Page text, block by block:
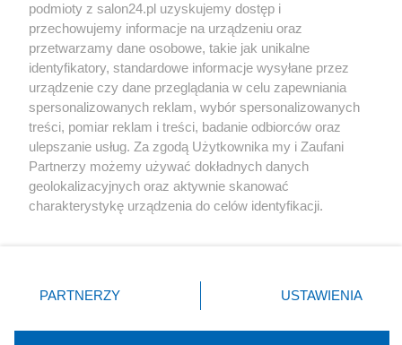
Społeczeństwo
Kultura
X Facebook Instagram Youtube
podmioty z salon24.pl uzyskujemy dostęp i
przechowujemy informacje na urządzeniu oraz
przetwarzamy dane osobowe, takie jak unikalne
identyfikatory, standardowe informacje wysyłane przez
urządzenie czy dane przeglądania w celu zapewniania
spersonalizowanych reklam, wybór spersonalizowanych
treści, pomiar reklam i treści, badanie odbiorców oraz
ulepszanie usług. Za zgodą Użytkownika my i Zaufani
Partnerzy możemy używać dokładnych danych
geolokalizacyjnych oraz aktywnie skanować
charakterystykę urządzenia do celów identyfikacji.
zmienić/wycofać klikając przycisk ustawień prywatności
znajdujący się w lewym dolnym rogu strony
rodzaje przetwarzania danych nie wymagają zgody
PARTNERZY USTAWIENIA